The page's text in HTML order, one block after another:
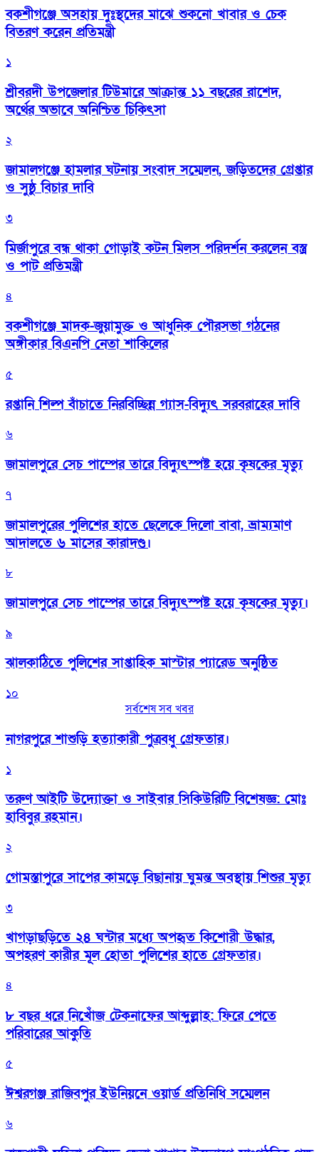
বকশীগঞ্জে অসহায় দুঃস্থদের মাঝে শুকনো খাবার ও চেক
বিতরণ করেন প্রতিমন্ত্রী
১
শ্রীবরদী উপজেলার টিউমারে আক্রান্ত ১১ বছরের রাশেদ,
অর্থের অভাবে অনিশ্চিত চিকিৎসা
২
জামালগঞ্জে হামলার ঘটনায় সংবাদ সম্মেলন, জড়িতদের গ্রেপ্তার
ও সুষ্ঠু বিচার দাবি
৩
মির্জাপুরে বন্ধ থাকা গোড়াই কটন মিলস পরিদর্শন করলেন বস্ত্র
ও পাট প্রতিমন্ত্রী
৪
বকশীগঞ্জে মাদক-জুয়ামুক্ত ও আধুনিক পৌরসভা গঠনের
অঙ্গীকার বিএনপি নেতা শাকিলের
৫
রপ্তানি শিল্প বাঁচাতে নিরবিচ্ছিন্ন গ্যাস-বিদ্যুৎ সরবরাহের দাবি
৬
জামালপুরে সেচ পাম্পের তারে বিদ্যুৎস্পষ্ট হয়ে কৃষকের মৃত্যু
৭
জামালপুরের পুলিশের হাতে ছেলেকে দিলো বাবা, ভ্রাম্যমাণ
আদালতে ৬ মাসের কারাদণ্ড।
৮
জামালপুরে সেচ পাম্পের তারে বিদ্যুৎস্পষ্ট হয়ে কৃষকের মৃত্যু।
৯
‎ঝালকাঠিতে পুলিশের সাপ্তাহিক মাস্টার প্যারেড অনুষ্ঠিত
১০
সর্বশেষ সব খবর
নাগরপুরে শাশুড়ি হত্যাকারী পুত্রবধু গ্রেফতার।
১
তরুণ আইটি উদ্যোক্তা ও সাইবার সিকিউরিটি বিশেষজ্ঞ: মোঃ
হাবিবুর রহমান।
২
গোমস্তাপুরে সাপের কামড়ে বিছানায় ঘুমন্ত অবস্থায় শিশুর মৃত্যু
৩
খাগড়াছড়িতে ২৪ ঘন্টার মধ্যে অপহৃত কিশোরী উদ্ধার,
অপহরণ কারীর মূল হোতা পুলিশের হাতে গ্রেফতার।
৪
৮ বছর ধরে নিখোঁজ টেকনাফের আব্দুল্লাহ: ফিরে পেতে
পরিবারের আকুতি
৫
ঈশ্বরগঞ্জ রাজিবপুর ইউনিয়নে ওয়ার্ড প্রতিনিধি সম্মেলন
৬